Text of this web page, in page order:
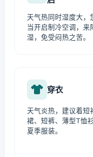
天气热同时湿度大，
当开启制冷空调，来
湿，免受闷热之苦。
穿衣
天气炎热，建议着短
裙、短裤、薄型T恤
夏季服装。